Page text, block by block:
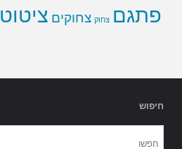
פתגם צחוק צחוקים ציטוט
חיפוש